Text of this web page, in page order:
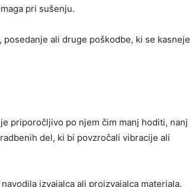
pri sušenju.
ali druge poškodbe, ki se kasneje
priporočljivo po njem čim manj hoditi, nanj
del, ki bi povzročali vibracije ali
izvajalca ali proizvajalca materiala.